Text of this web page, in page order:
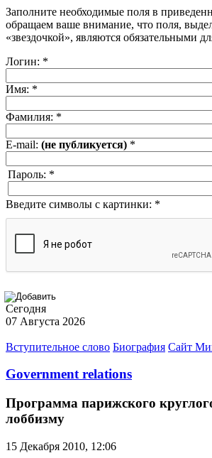
Заполните необходимые поля в
обращаем ваше внимание, что поля,
«звездочкой», являются обязательными
Логин: *
Имя: *
Фамилия: *
E-mail: (не публикуется) *
Пароль: *
Введите символы с картинки: *
Сегодня
07 Августа 2026
Вступительное слово Биография Сайт
Government relations
Программа парижского
лоббизму
15 Декабря 2010, 12:06